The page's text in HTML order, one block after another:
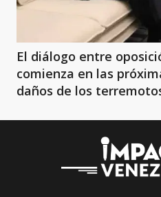
El diálogo entre
comienza en las
daños de los